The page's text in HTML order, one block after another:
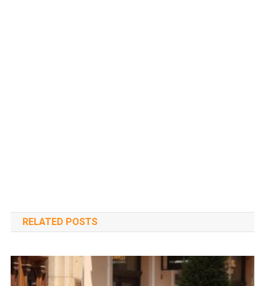
RELATED POSTS